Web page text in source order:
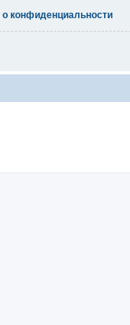
конфиденциальности